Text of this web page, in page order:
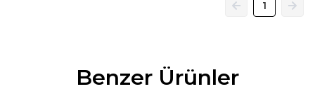
1
Benzer Ürünler